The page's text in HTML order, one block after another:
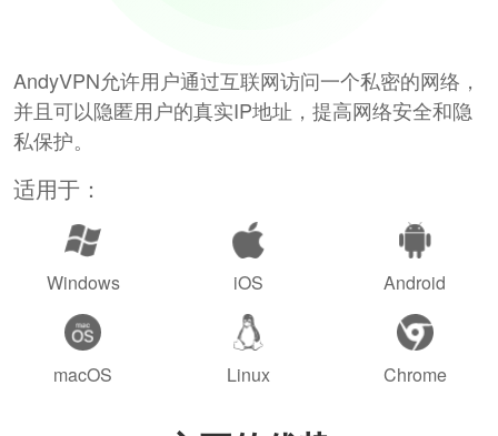
AndyVPN允许用户通过互联网访问一个私密的网络，
并且可以隐匿用户的真实IP地址，提高网络安全和隐
私保护。
适用于：
Windows iOS Android
macOS Linux Chrome